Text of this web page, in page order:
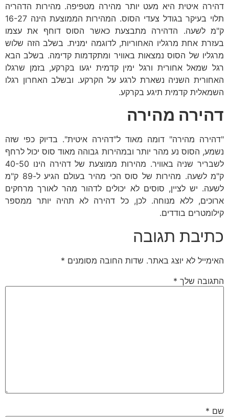
דהירה איטית היא מעט יותר מהירה מטפיפה. מהירות הדהריה
תלוי בעיקר בגודל צעדי הסוס. המהירות הממוצעת הינה 16-27
ק"מ לשעה. הדהירה מתבצעת כאשר הסוס דוחף את עצמו
בעזרת אחת מרגליו האחוריות, לדוגמה ימנית. בשלב הזה שלוש
מרגליו של הסוס נמצאות באוויר ומתקדמות קדימה. בשלב הבא
רגל שמאל אחורית ורגל ימין קדמית יגעו בקרקע, בזמן שרגלו
האחורית השניה נשארת לרגע על הקרקע. ובשלב האחרון רגלו
השמאלית קדמית תיגע בקרקע.
דהירה מהירה
"דהירה מהירה" דומה מאוד ל"דהירה איטית". בדיוק כפי שזה
נשמע, הסוס נע מהר יותר ובמהירות גבוהה מאוד סוס יכול לרחף
לשבריר שניה באוויר. מהירות ממוצעת של דהירה הינו 40-50
ק"מ לשעה. מהירות של סוס הכי מהיר בעולם הגיע ל-89 ק"מ
לשעה. יש לציין, סוסים לא יכולים לדהור מהר לאורך מרחקים
ארוכים, ללא מנוחה. לכן, כל דהירה לא תהיה יותר ממספר
קילומטרים בודדים.
כתיבת תגובה
האימייל לא יוצג באתר. שדות החובה מסומנים *
התגובה שלך *
שם *